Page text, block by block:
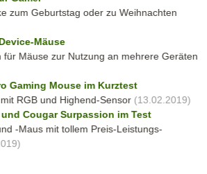
zum Geburtstag oder zu Weihnachten
Mäuse
für Mäuse zur Nutzung an mehrere Geräten
Gaming Mouse im Kurztest
RGB und Highend-Sensor(13.02.2019)
Cougar Surpassion im Test
-Maus mit tollem Preis-Leistungs-